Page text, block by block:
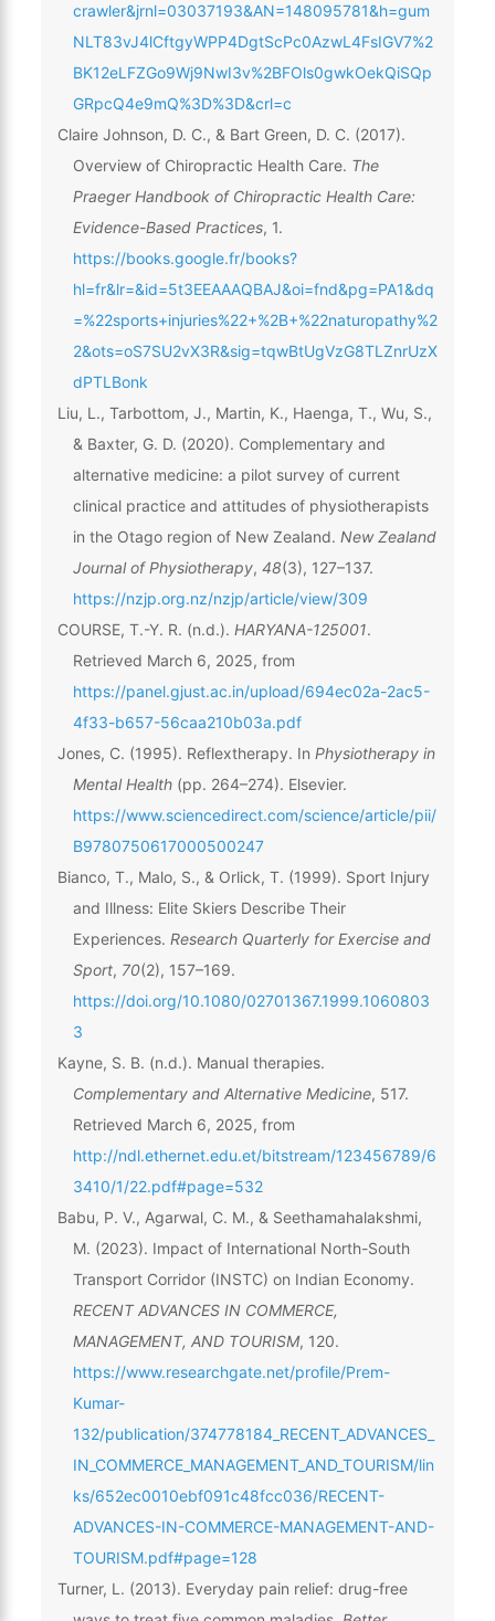
crawler&jrnl=03037193&AN=148095781&h=gum
NLT83vJ4lCftgyWPP4DgtScPc0AzwL4FsIGV7%2
BK12eLFZGo9Wj9NwI3v%2BFOls0gwkOekQiSQp
GRpcQ4e9mQ%3D%3D&crl=c
Claire Johnson, D. C., & Bart Green, D. C. (2017).
Overview of Chiropractic Health Care. The
Praeger Handbook of Chiropractic Health Care:
Evidence-Based Practices, 1.
https://books.google.fr/books?
hl=fr&lr=&id=5t3EEAAAQBAJ&oi=fnd&pg=PA1&dq
=%22sports+injuries%22+%2B+%22naturopathy%2
2&ots=oS7SU2vX3R&sig=tqwBtUgVzG8TLZnrUzX
dPTLBonk
Liu, L., Tarbottom, J., Martin, K., Haenga, T., Wu, S.,
& Baxter, G. D. (2020). Complementary and
alternative medicine: a pilot survey of current
clinical practice and attitudes of physiotherapists
in the Otago region of New Zealand. New Zealand
Journal of Physiotherapy, 48(3), 127–137.
https://nzjp.org.nz/nzjp/article/view/309
COURSE, T.-Y. R. (n.d.). HARYANA-125001.
Retrieved March 6, 2025, from
https://panel.gjust.ac.in/upload/694ec02a-2ac5-
4f33-b657-56caa210b03a.pdf
Jones, C. (1995). Reflextherapy. In Physiotherapy in
Mental Health(pp. 264–274). Elsevier.
https://www.sciencedirect.com/science/article/pii/
B9780750617000500247
Bianco, T., Malo, S., & Orlick, T. (1999). Sport Injury
and Illness: Elite Skiers Describe Their
Experiences. Research Quarterly for Exercise and
Sport, 70(2), 157–169.
https://doi.org/10.1080/02701367.1999.1060803
3
Kayne, S. B. (n.d.). Manual therapies.
Complementary and Alternative Medicine, 517.
Retrieved March 6, 2025, from
http://ndl.ethernet.edu.et/bitstream/123456789/6
3410/1/22.pdf#page=532
Babu, P. V., Agarwal, C. M., & Seethamahalakshmi,
M. (2023). Impact of International North-South
Transport Corridor (INSTC) on Indian Economy.
RECENT ADVANCES IN COMMERCE,
MANAGEMENT, AND TOURISM, 120.
https://www.researchgate.net/profile/Prem-
Kumar-
132/publication/374778184_RECENT_ADVANCES_
IN_COMMERCE_MANAGEMENT_AND_TOURISM/lin
ks/652ec0010ebf091c48fcc036/RECENT-
ADVANCES-IN-COMMERCE-MANAGEMENT-AND-
TOURISM.pdf#page=128
Turner, L. (2013). Everyday pain relief: drug-free